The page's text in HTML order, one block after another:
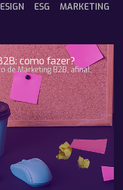
ESG MARKETING
como fazer?
de Marketing B2B, afinal,